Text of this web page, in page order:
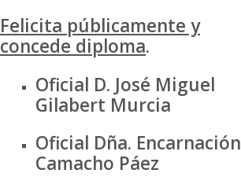
Felicita públicamente y
concede diploma.
Oficial D. José Miguel
Gilabert Murcia
Oficial Dña. Encarnación
Camacho Páez